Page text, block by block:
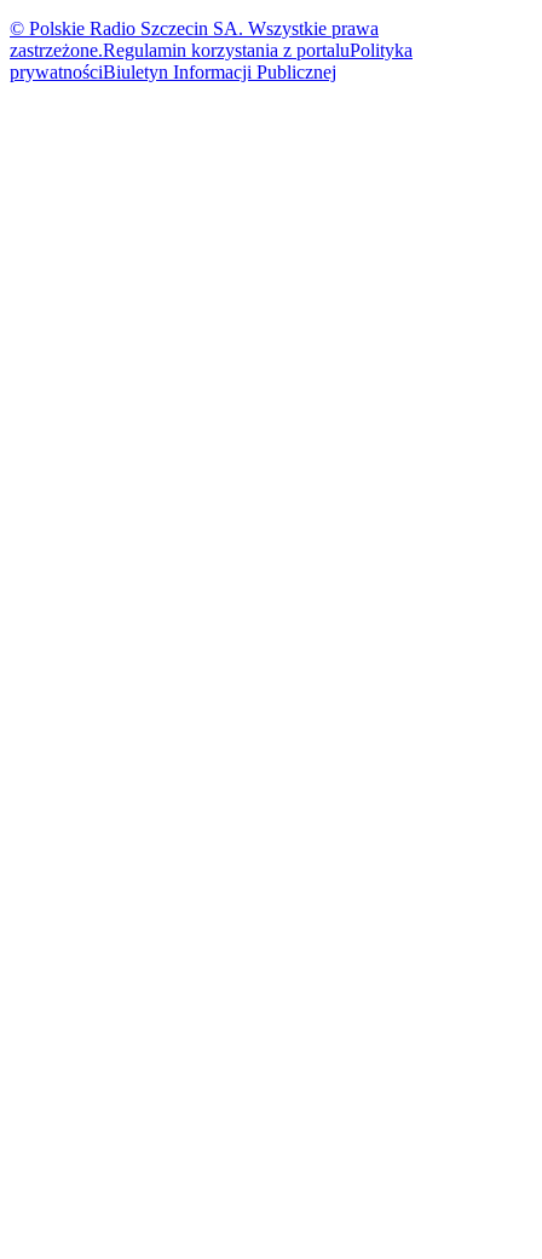
© Polskie Radio Szczecin SA. Wszystkie prawa
zastrzeżone.Regulamin korzystania z portaluPolityka
prywatnościBiuletyn Informacji Publicznej